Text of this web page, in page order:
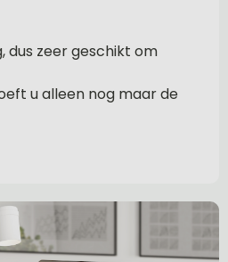
dus zeer geschikt om
u alleen nog maar de